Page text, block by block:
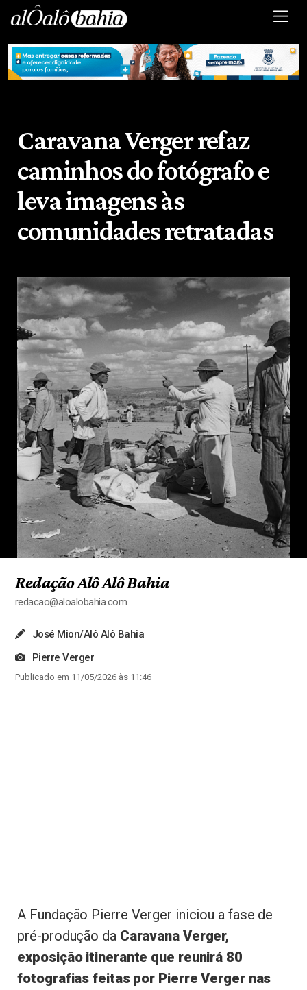
Caravana Verger refaz
caminhos do fotógrafo e
leva imagens às
comunidades retratadas
Redação Alô Alô Bahia
redacao@aloalobahia.com
José Mion/Alô Alô Bahia
Pierre Verger
Publicado em 11/05/2026 às 11:46
A Fundação Pierre Verger iniciou a fase de
pré-produção da Caravana Verger,
exposição itinerante que reunirá 80
fotografias feitas por Pierre Verger nas